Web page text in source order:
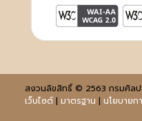
สงวนลิขสิทธิ์ © 2563 กรมศิล
เว็บไซต์| มาตรฐาน | นโยบาย